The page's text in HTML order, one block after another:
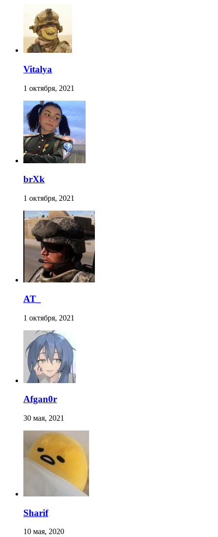
Vitalya
1 октября, 2021
brXk
1 октября, 2021
AT_
1 октября, 2021
Afgan0r
30 мая, 2021
Sharif
10 мая, 2020